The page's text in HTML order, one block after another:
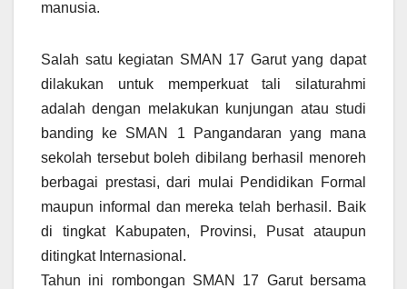
manusia.
Salah satu kegiatan SMAN 17 Garut yang dapat
dilakukan untuk memperkuat tali silaturahmi
adalah dengan melakukan kunjungan atau studi
banding ke SMAN 1 Pangandaran yang mana
sekolah tersebut boleh dibilang berhasil menoreh
berbagai prestasi, dari mulai Pendidikan Formal
maupun informal dan mereka telah berhasil. Baik
di tingkat Kabupaten, Provinsi, Pusat ataupun
ditingkat Internasional.
Tahun ini rombongan SMAN 17 Garut bersama